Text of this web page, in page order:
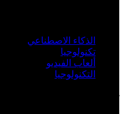
الذكاء الاصطناعي
تكنولوجيا
ألعاب الفيديو
التكنولوجيا